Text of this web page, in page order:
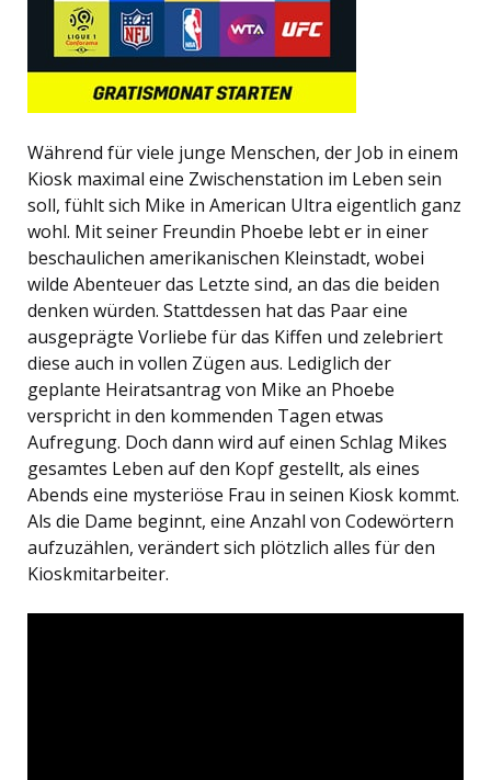
Während für viele junge Menschen, der Job in einem
Kiosk maximal eine Zwischenstation im Leben sein
soll, fühlt sich Mike in American Ultra eigentlich ganz
wohl. Mit seiner Freundin Phoebe lebt er in einer
beschaulichen amerikanischen Kleinstadt, wobei
wilde Abenteuer das Letzte sind, an das die beiden
denken würden. Stattdessen hat das Paar eine
ausgeprägte Vorliebe für das Kiffen und zelebriert
diese auch in vollen Zügen aus. Lediglich der
geplante Heiratsantrag von Mike an Phoebe
verspricht in den kommenden Tagen etwas
Aufregung. Doch dann wird auf einen Schlag Mikes
gesamtes Leben auf den Kopf gestellt, als eines
Abends eine mysteriöse Frau in seinen Kiosk kommt.
Als die Dame beginnt, eine Anzahl von Codewörtern
aufzuzählen, verändert sich plötzlich alles für den
Kioskmitarbeiter.